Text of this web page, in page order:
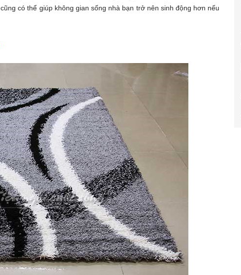
cũng có thể giúp không gian sống nhà bạn trở nên sinh động hơn nếu